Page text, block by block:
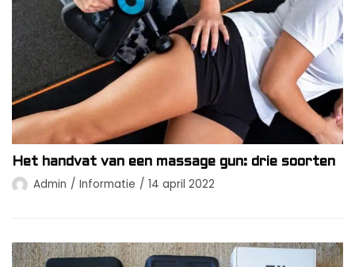
Het handvat van een massage gun: drie soorten
Admin Informatie 14 april 2022